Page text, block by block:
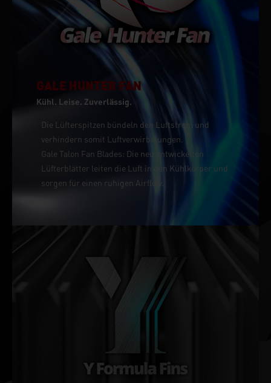
GALE HUNTER FAN
Kühl. Leise. Zuverlässig.
Die Lüfterspitzen bündeln den Luftstrom und
verhindern somit Luftverwirbelungen.
Gale Talon Fan Blades: Die neu entwickelten
Lüfterblätter leiten die Luft in den Kühlkörper und
sorgen für einen ruhigen Airflow.